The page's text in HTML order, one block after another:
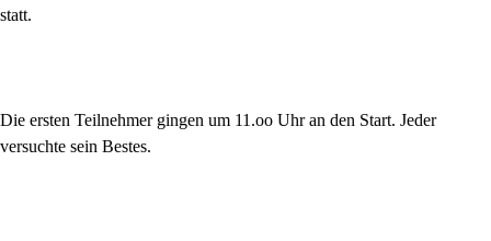
statt.
Die ersten Teilnehmer gingen um 11.oo Uhr an den Start. Jeder
versuchte sein Bestes.